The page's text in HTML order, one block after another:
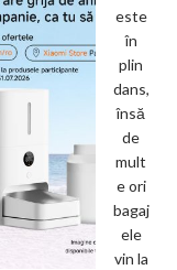
este
în
plin
dans,
însă
de
mult
e ori
bagaj
ele
vin la